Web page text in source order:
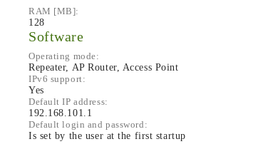
RAM [MB]:
128
Software
Operating mode:
Repeater, AP Router, Access Point
IPv6 support:
Yes
Default IP address:
192.168.101.1
Default login and password:
Is set by the user at the first startup